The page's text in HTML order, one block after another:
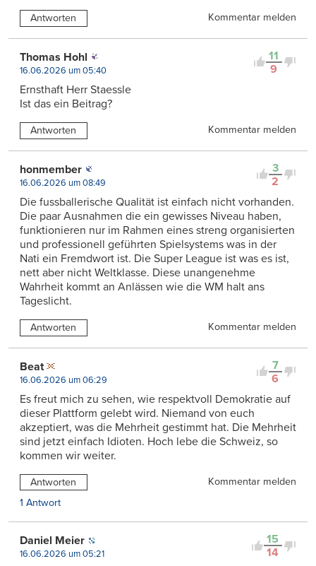
Antworten Kommentar melden
11
9
Thomas Hohl
16.06.2026 um 05:40
Ernsthaft Herr Staessle
Ist das ein Beitrag?
Antworten Kommentar melden
3
2
honmember
16.06.2026 um 08:49
Die fussballerische Qualität ist einfach nicht vorhanden.
Die paar Ausnahmen die ein gewisses Niveau haben,
funktionieren nur im Rahmen eines streng organisierten
und professionell geführten Spielsystems was in der
Nati ein Fremdwort ist. Die Super League ist was es ist,
nett aber nicht Weltklasse. Diese unangenehme
Wahrheit kommt an Anlässen wie die WM halt ans
Tageslicht.
Antworten Kommentar melden
7
6
Beat
16.06.2026 um 06:29
Es freut mich zu sehen, wie respektvoll Demokratie auf
dieser Plattform gelebt wird. Niemand von euch
akzeptiert, was die Mehrheit gestimmt hat. Die Mehrheit
sind jetzt einfach Idioten. Hoch lebe die Schweiz, so
kommen wir weiter.
Antworten
Kommentar melden
1 Antwort
15
14
Daniel Meier
16.06.2026 um 05:21